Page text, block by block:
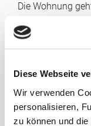
Diese Webseite
Wir verwenden
personalisieren,
zu können und
Die Wohnung
Hier befinden
Abstellflächen.
gesamte Breite
Das Bad (mit
sind mit Parkett
getrichen.